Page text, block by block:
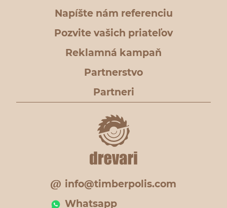
Napíšte nám referenciu
Pozvite vašich priateľov
Reklamná kampaň
Partnerstvo
Partneri
info@timberpolis.com
Whatsapp